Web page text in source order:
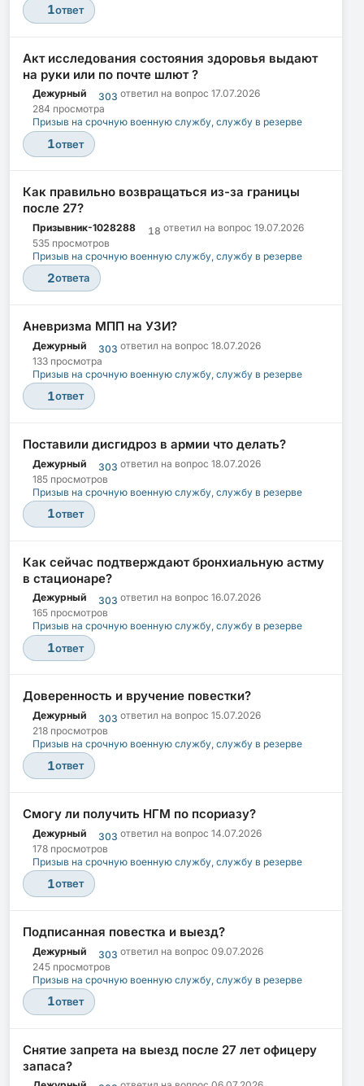
1ответ
Акт исследования состояния здоровья выдают
на руки или по почте шлют ?
Дежурный 303 ответил на вопрос 17.07.2026
284 просмотра
Призыв на срочную военную службу, службу в резерве
1ответ
Как правильно возвращаться из-за границы
после 27?
Призывник-1028288 18 ответил на вопрос 19.07.2026
535 просмотров
Призыв на срочную военную службу, службу в резерве
2ответа
Аневризма МПП на УЗИ?
Дежурный 303 ответил на вопрос 18.07.2026
133 просмотра
Призыв на срочную военную службу, службу в резерве
1ответ
Поставили дисгидроз в армии что делать?
Дежурный 303 ответил на вопрос 18.07.2026
185 просмотров
Призыв на срочную военную службу, службу в резерве
1ответ
Как сейчас подтверждают бронхиальную астму
в стационаре?
Дежурный 303 ответил на вопрос 16.07.2026
165 просмотров
Призыв на срочную военную службу, службу в резерве
1ответ
Доверенность и вручение повестки?
Дежурный 303 ответил на вопрос 15.07.2026
218 просмотров
Призыв на срочную военную службу, службу в резерве
1ответ
Смогу ли получить НГМ по псориазу?
Дежурный 303 ответил на вопрос 14.07.2026
178 просмотров
Призыв на срочную военную службу, службу в резерве
1ответ
Подписанная повестка и выезд?
Дежурный 303 ответил на вопрос 09.07.2026
245 просмотров
Призыв на срочную военную службу, службу в резерве
1ответ
Снятие запрета на выезд после 27 лет офицеру
запаса?